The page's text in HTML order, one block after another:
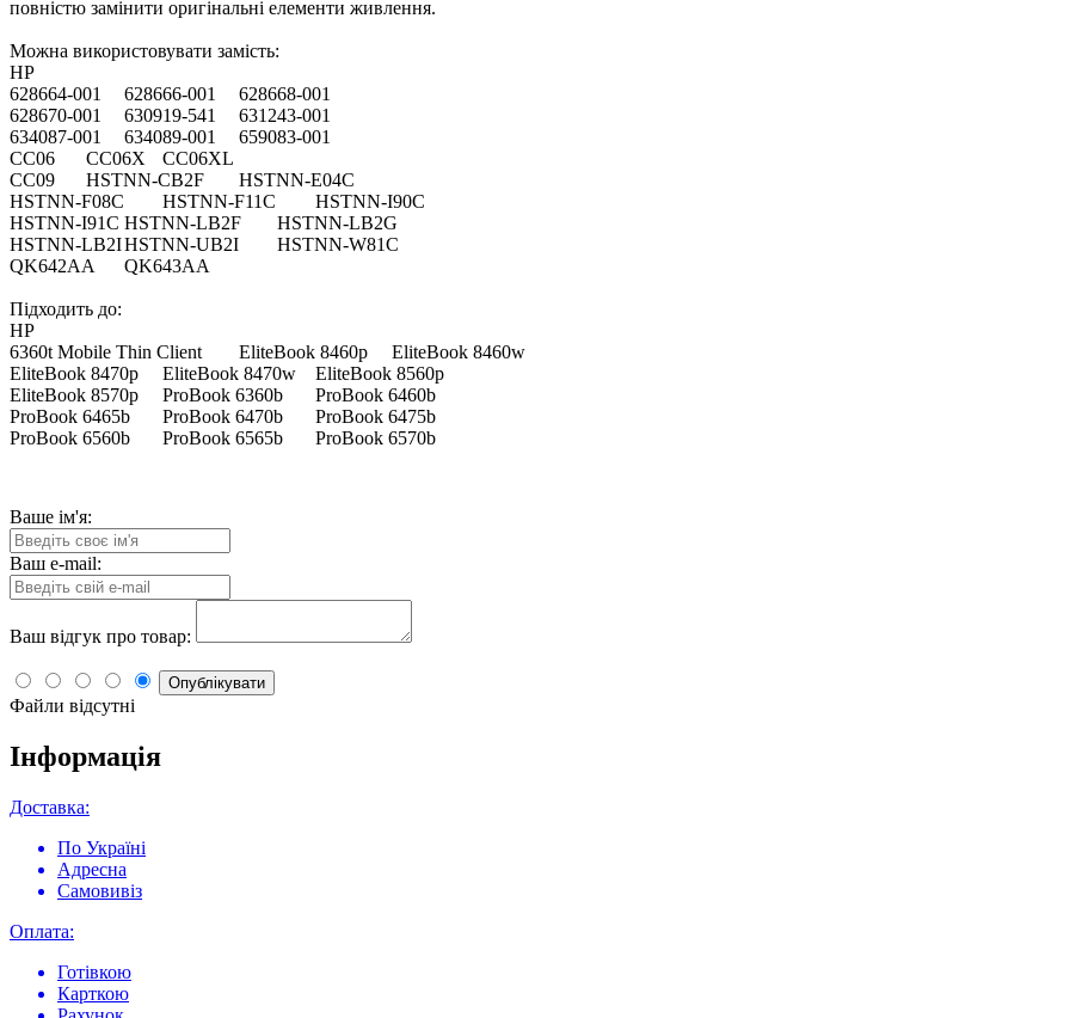
повністю замінити оригінальні елементи живлення.
Можна використовувати замість:
HP
628664-001
628666-001
628668-001
628670-001
630919-541
631243-001
634087-001
634089-001
659083-001
CC06
CC06X
CC06XL
CC09
HSTNN-CB2F
HSTNN-E04C
HSTNN-F08C
HSTNN-F11C
HSTNN-I90C
HSTNN-I91C HSTNN-LB2F
HSTNN-LB2G
HSTNN-LB2IHSTNN-UB2I
HSTNN-W81C
QK642AA
QK643AA
Підходить до:
HP
6360t Mobile Thin Client
EliteBook 8460p
EliteBook 8460w
EliteBook 8470p
EliteBook 8470w
EliteBook 8560p
EliteBook 8570p
ProBook 6360b
ProBook 6460b
ProBook 6465b
ProBook 6470b
ProBook 6475b
ProBook 6560b
ProBook 6565b ProBook 6570b
Ваше ім'я:
Ваш e-mail:
Ваш відгук про товар:
Опублікувати
Файли відсутні
Інформація
Доставка:
По Україні
Адресна
Самовивіз
Оплата:
Готівкою
Карткою